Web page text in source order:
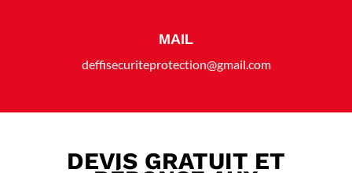
MAIL
deffisecuriteprotection@gmail.com
DEVIS GRATUIT ET